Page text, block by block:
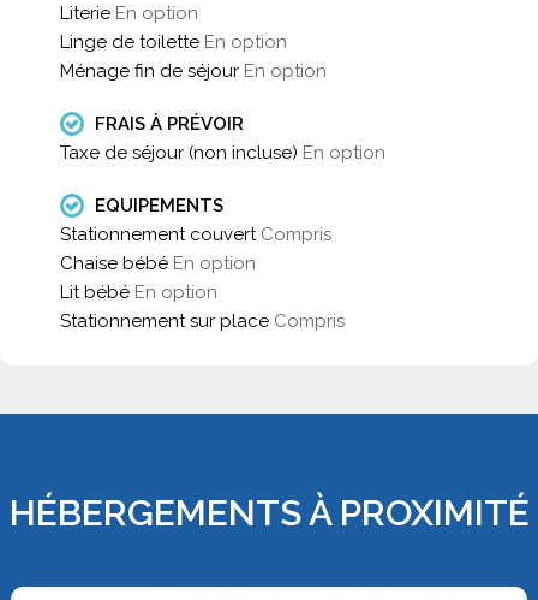
Literie En option
Linge de toilette En option
Ménage fin de séjour En option
FRAIS À PRÉVOIR
Taxe de séjour (non incluse) En option
EQUIPEMENTS
Stationnement couvert Compris
Chaise bébé En option
Lit bébé En option
Stationnement sur place Compris
HÉBERGEMENTS À PROXIMITÉ